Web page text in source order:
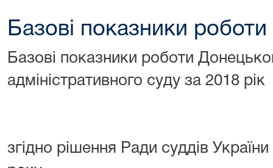
Базові показники
Базові показники роботи
адміністративного суду за 2018 рік
згідно рішення Ради суддів